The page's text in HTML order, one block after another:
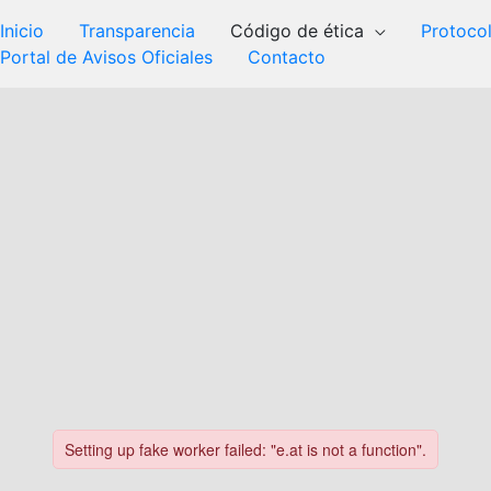
Inicio Transparencia Código de ética
Portal de Avisos Oficiales
Contacto